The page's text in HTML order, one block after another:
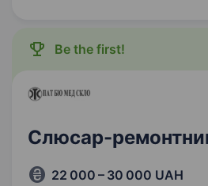
Be the first!
Слюсар-
22 000 – 30 000 UAH